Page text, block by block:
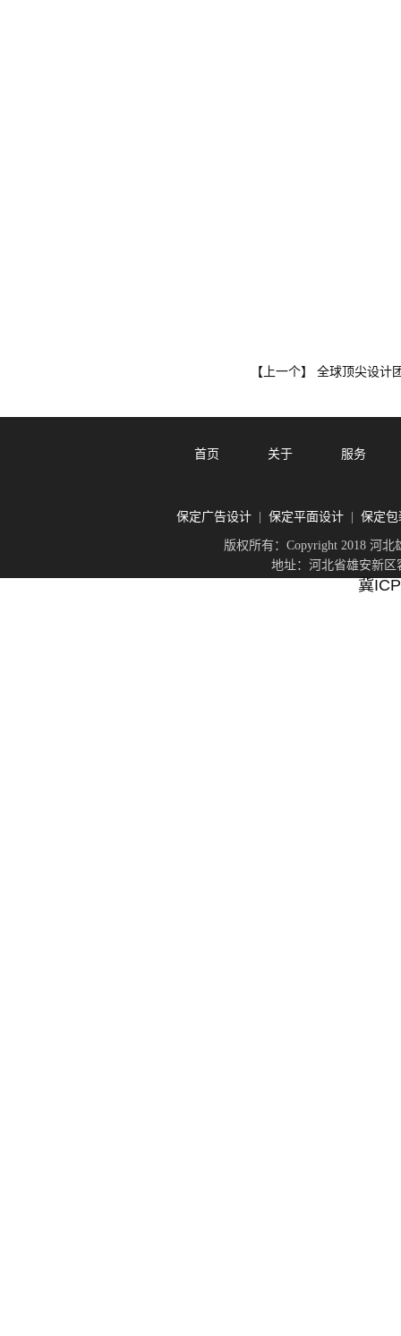
【上一个】 全球顶尖设计
首页 关于 服务
保定广告设计| 保定平面设计| 保定包
版权所有：Copyright 2018 河
地址：河北省雄安新区
冀